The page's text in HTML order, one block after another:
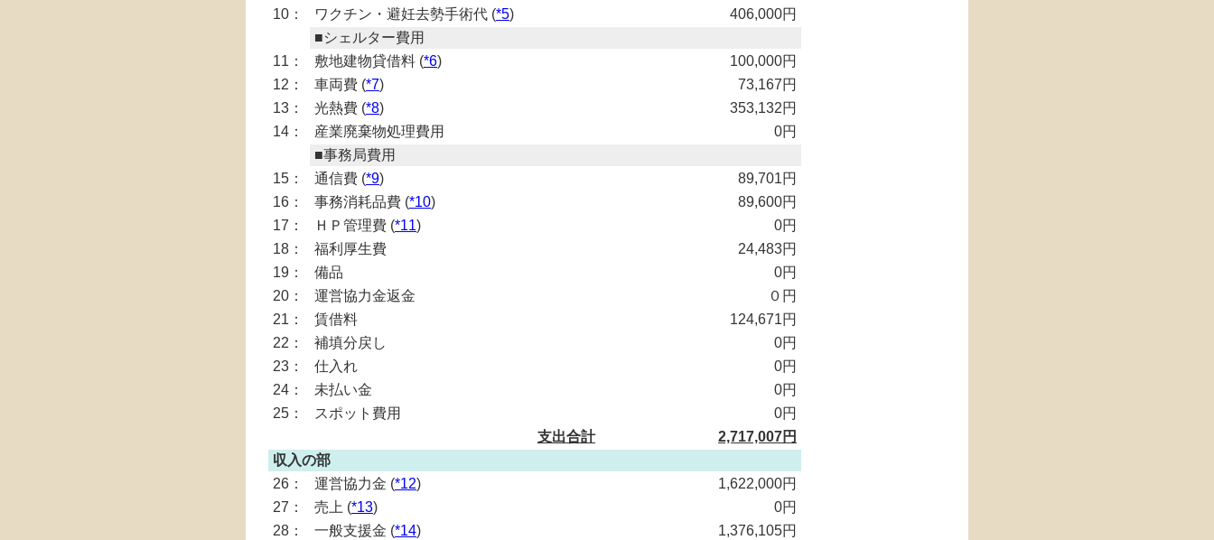
10：
ワクチン・避妊去勢手術代 (*5)
406,000円
■シェルター費用
11：
敷地建物貸借料 (*6)
100,000円
12：
車両費 (*7)
73,167円
13：
光熱費 (*8)
353,132円
14：
産業廃棄物処理費用
0円
■事務局費用
15：
通信費 (*9)
89,701円
16：
事務消耗品費 (*10)
89,600円
17：
ＨＰ管理費 (*11)
0円
18：
福利厚生費
24,483円
19：
備品
0円
20：
運営協力金返金
０円
21：
賃借料
124,671円
22：
補填分戻し
0円
23：
仕入れ
0円
24：
未払い金
0円
25：
スポット費用
0円
支出合計
2,717,007円
収入の部
26：
運営協力金 (*12)
1,622,000円
27：
売上 (*13)
0円
28：
一般支援金 (*14)
1,376,105円